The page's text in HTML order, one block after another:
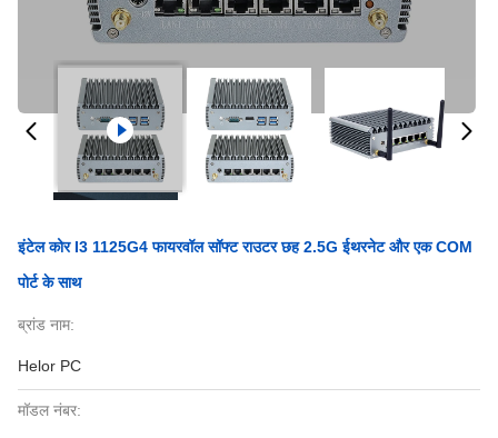
इंटेल कोर I3 1125G4 फायरवॉल सॉफ्ट राउटर छह 2.5G ईथरनेट और एक COM
पोर्ट के साथ
ब्रांड नाम:
Helor PC
मॉडल नंबर: